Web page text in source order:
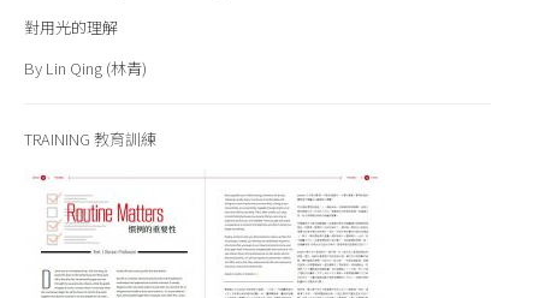
對用光的理解
By Lin Qing (林青)
TRAINING 教育訓練